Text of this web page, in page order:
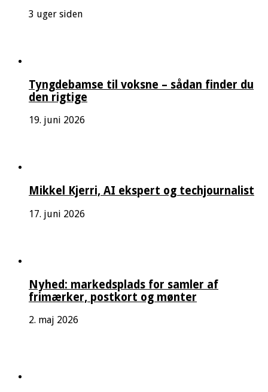
3 uger siden
Tyngdebamse til voksne – sådan finder du
den rigtige
19. juni 2026
Mikkel Kjerri, AI ekspert og techjournalist
17. juni 2026
Nyhed: markedsplads for samler af
frimærker, postkort og mønter
2. maj 2026